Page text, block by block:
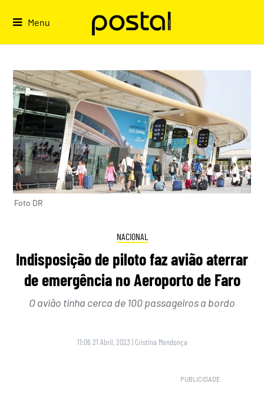
Menu
Foto DR
NACIONAL
Indisposição de piloto faz avião aterrar
de emergência no Aeroporto de Faro
O avião tinha cerca de 100 passageiros a bordo
11:06 21 Abril, 2023 | Cristina Mendonça